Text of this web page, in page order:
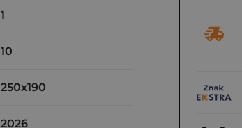
1
10
250x190
2026